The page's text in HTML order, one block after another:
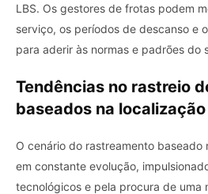
LBS. Os gestores de frotas podem
serviço, os períodos de descanso e
para aderir às normas e padrões do
Tendências no rastreio
baseados na localização
O cenário do rastreamento baseado
em constante evolução,
tecnológicos e pela procura de uma